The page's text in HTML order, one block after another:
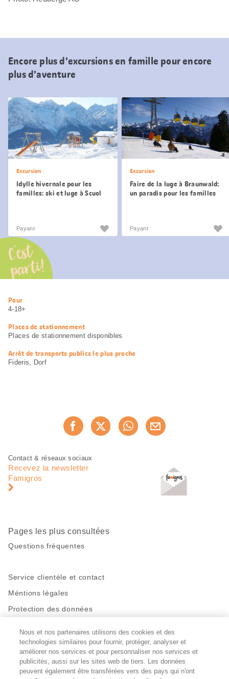
Encore plus d’excursions en famille pour encore
plus d’aventure
Excursion
Idylle hivernale pour les
familles: ski et luge à Scuol
Payant
Excursion
Faire de la luge à Braunwald:
un paradis pour les familles
Payant
C’est
parti!
Informations
utiles
Pour
4-18+
Places de stationnement
Places de stationnement disponibles
Arrêt de transports publics le plus proche
Fideris, Dorf
Recommander maintenant
Pied
page
Navigation
pied
Contact & réseaux sociaux
Recevez la newsletter
Famigros
Pages les plus consultées
Questions fréquentes
Service clientèle et contact
Méntions légales
Protection des données
Restez en contact!
Facebook
http://twitter.com/migros
https://www.youtube.com/user/
PinterestInstagram
Nous et nos partenaires utilisons des cookies et des
technologies similaires pour fournir, protéger, analyser et
améliorer nos services et pour personnaliser nos services et
publicités, aussi sur les sites web de tiers. Les données
peuvent également être transférées vers des pays qui n'ont